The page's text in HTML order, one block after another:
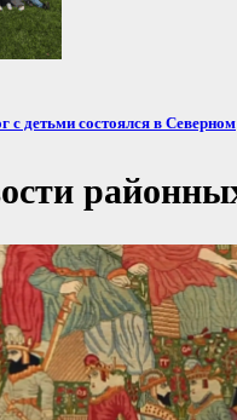
с детьми состоялся в Северном